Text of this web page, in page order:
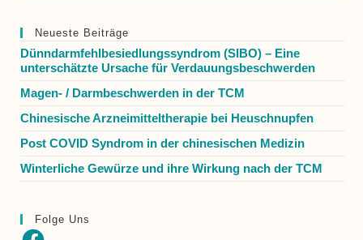
Zum
Frühstück
Neueste Beiträge
Dünndarmfehlbesiedlungssyndrom (SIBO) – Eine
unterschätzte Ursache für Verdauungsbeschwerden
Magen- / Darmbeschwerden in der TCM
Chinesische Arzneimitteltherapie bei Heuschnupfen
Post COVID Syndrom in der chinesischen Medizin
Winterliche Gewürze und ihre Wirkung nach der TCM
Folge Uns
Facebook